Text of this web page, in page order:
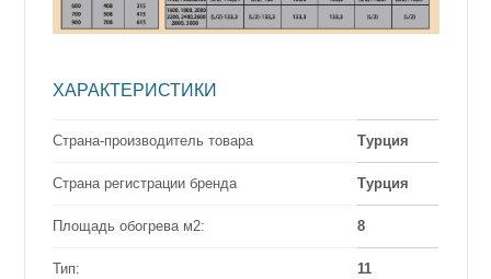
ХАРАКТЕРИСТИКИ
Страна-производитель товара Турция
Страна регистрации бренда Турция
Площадь обогрева м2: 8
Тип: 11